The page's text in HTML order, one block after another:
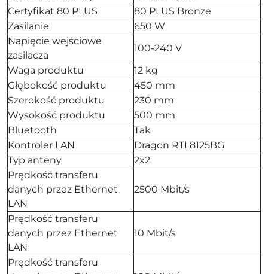
Certyfikat 80 PLUS
80 PLUS Bronze
Zasilanie
650 W
Napięcie wejściowe
zasilacza
100-240 V
Waga produktu
12 kg
Głębokość produktu
450 mm
Szerokość produktu
230 mm
Wysokość produktu
500 mm
Bluetooth
Tak
Kontroler LAN
Dragon RTL8125BG
Typ anteny
2x2
Prędkość transferu
danych przez Ethernet
LAN
2500 Mbit/s
Prędkość transferu
danych przez Ethernet
LAN
10 Mbit/s
Prędkość transferu